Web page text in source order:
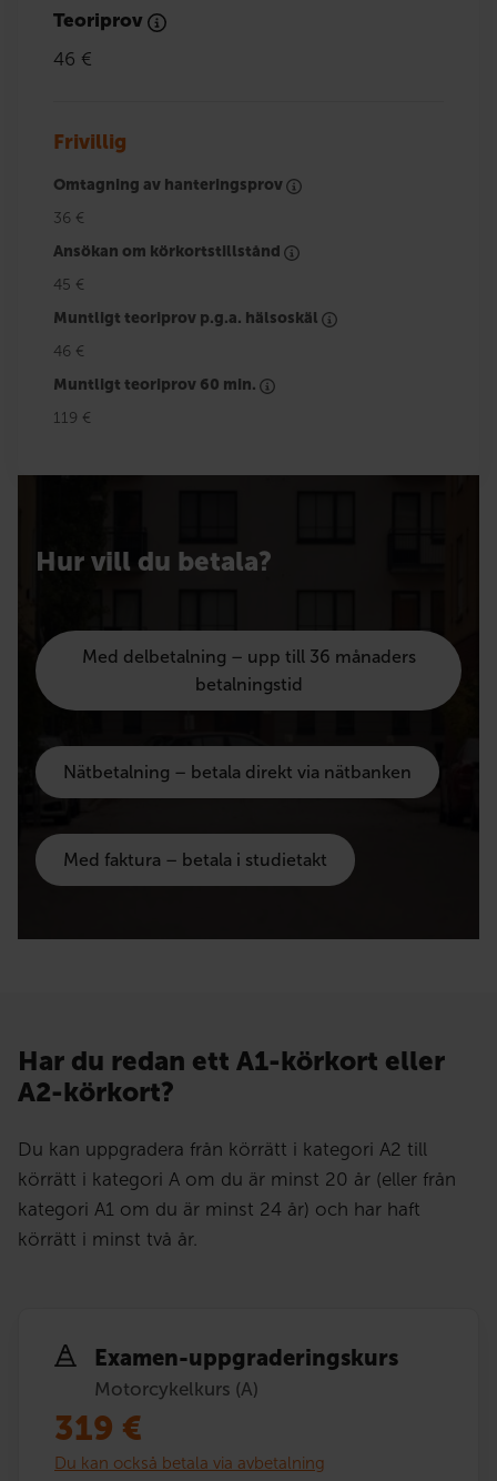
Teoriprov
46 €
Frivillig
Omtagning av hanteringsprov
36 €
Ansökan om körkortstillstånd
45 €
Muntligt teoriprov p.g.a. hälsoskäl
46 €
Muntligt teoriprov 60 min.
119 €
Hur vill du betala?
Med delbetalning – upp till 36 månaders
betalningstid
Nätbetalning – betala direkt via nätbanken
Med faktura – betala i studietakt
Har du redan ett A1-körkort eller
A2-körkort?
Du kan uppgradera från körrätt i kategori A2 till
körrätt i kategori A om du är minst 20 år (eller från
kategori A1 om du är minst 24 år) och har haft
körrätt i minst två år.
Examen-uppgraderingskurs
Motorcykelkurs (A)
319 €
Du kan också betala via avbetalning